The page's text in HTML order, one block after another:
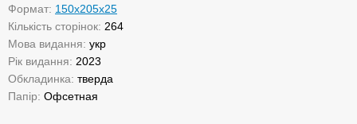
Формат: 150х205х25
Кількість сторінок: 264
Мова видання: укр
Рік видання: 2023
Обкладинка: тверда
Папір: Офсетная